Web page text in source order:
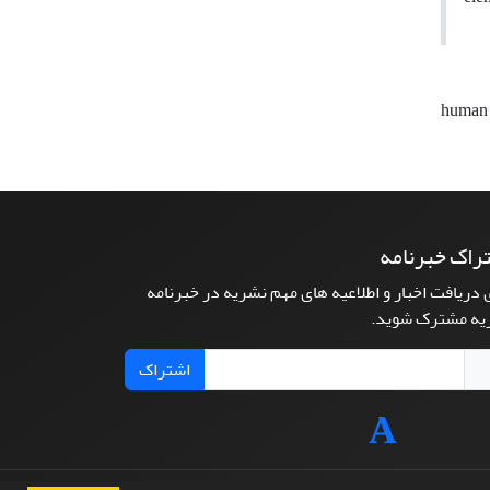
خبرنامه
دریافت اخبار و اطلاعیه های مهم نشریه در خبرنامه
مشترک شوید.
اشتراک